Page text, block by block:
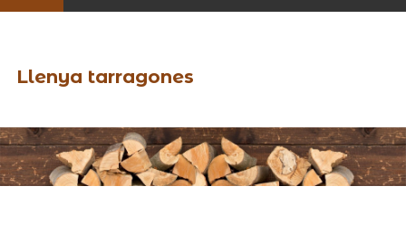
Llenya tarragones